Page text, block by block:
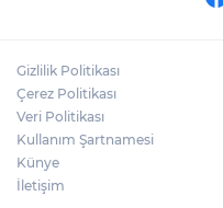
Rojin
Kıvanç
Gizlilik Politikası
Çerez Politikası
Veri Politikası
Kullanım Şartnamesi
Künye
İletişim